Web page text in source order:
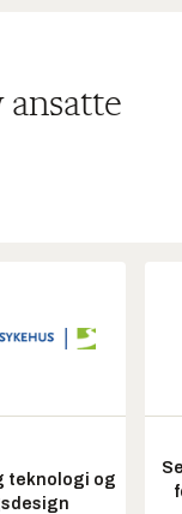
teknologi og